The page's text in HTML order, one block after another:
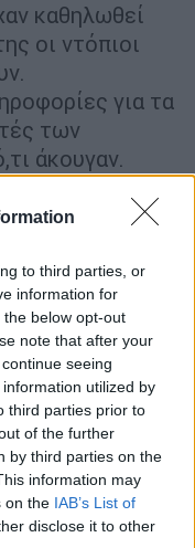
to third parties, or
information for
below opt-out
note that after your
seeing
utilized by
third parties prior to
of the further
by third parties on the
information may
on the IAB’s List of
disclose it to other
καθηλωθεί
οι ντόπιοι
για τα
των
άκουγαν.
εκτεταμένη
επίθεση και
οι
σημαντικές
και οδικά
της
ζωτικής
μια μικρή